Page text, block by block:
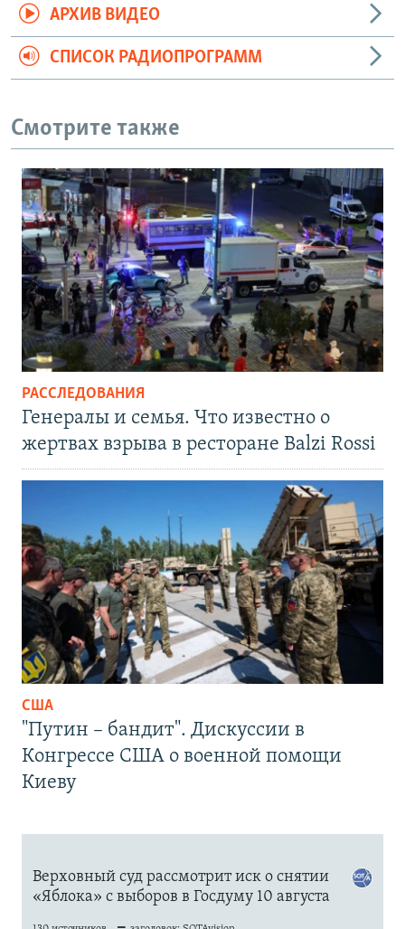
АРХИВ ВИДЕО
СПИСОК РАДИОПРОГРАММ
Смотрите также
РАССЛЕДОВАНИЯ
Генералы и семья. Что известно о
жертвах взрыва в ресторане Balzi Rossi
США
"Путин – бандит". Дискуссии в
Конгрессе США о военной помощи
Киеву